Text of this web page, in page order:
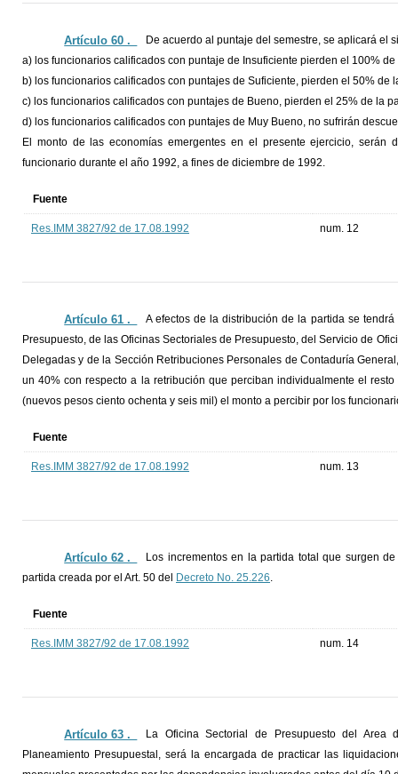
Artículo 60 ._
De acuerdo al puntaje del semestre, se aplicará el
a) los funcionarios calificados con puntaje de Insuficiente pierden el 100%
b) los funcionarios calificados con puntajes de Suficiente, pierden el 50% de
c) los funcionarios calificados con puntajes de Bueno, pierden el 25% de la
d) los funcionarios calificados con puntajes de Muy Bueno, no sufrirán
El monto de las economías emergentes en el presente ejercicio, serán
funcionario durante el año 1992, a fines de diciembre de 1992.
Fuente
Res.IMM 3827/92 de 17.08.1992 num. 12
Artículo 61 ._
A efectos de la distribución de la partida se
Presupuesto, de las Oficinas Sectoriales de Presupuesto, del Servicio de
Delegadas y de la Sección Retribuciones Personales de Contaduría
un 40% con respecto a la retribución que perciban individualmente el
(nuevos pesos ciento ochenta y seis mil) el monto a percibir por los
Fuente
Res.IMM 3827/92 de 17.08.1992 num. 13
Artículo 62 ._
Los incrementos en la partida total que surgen
partida creada por el Art. 50 del
Decreto No. 25.226.
Fuente
Res.IMM 3827/92 de 17.08.1992 num. 14
Artículo 63 ._
La Oficina Sectorial de Presupuesto del Area
Planeamiento Presupuestal, será la encargada de practicar las